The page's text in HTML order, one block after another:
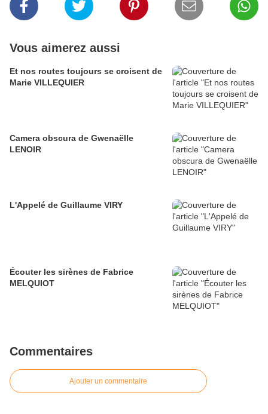
Vous aimerez aussi
Et nos routes toujours se croisent de
Marie VILLEQUIER
Camera obscura de Gwenaëlle
LENOIR
L'Appelé de Guillaume VIRY
Écouter les sirènes de Fabrice
MELQUIOT
Commentaires
Ajouter un commentaire